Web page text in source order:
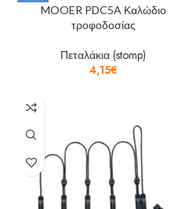
MOOER PDC5A Καλώδιο
τροφοδοσίας
Πεταλάκια (stomp)
4,15€